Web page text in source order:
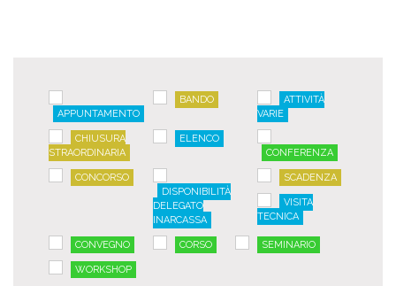
APPUNTAMENTO
BANDO
ATTIVITÀ
VARIE
CHIUSURA
STRAORDINARIA
ELENCO
CONFERENZA
CONCORSO
DISPONIBILITÀ
DELEGATO
INARCASSA
SCADENZA
VISITA
TECNICA
CONVEGNO CORSO SEMINARIO
WORKSHOP